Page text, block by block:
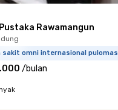
Rawamangun
sakit omni internasional pulomas
/bulan